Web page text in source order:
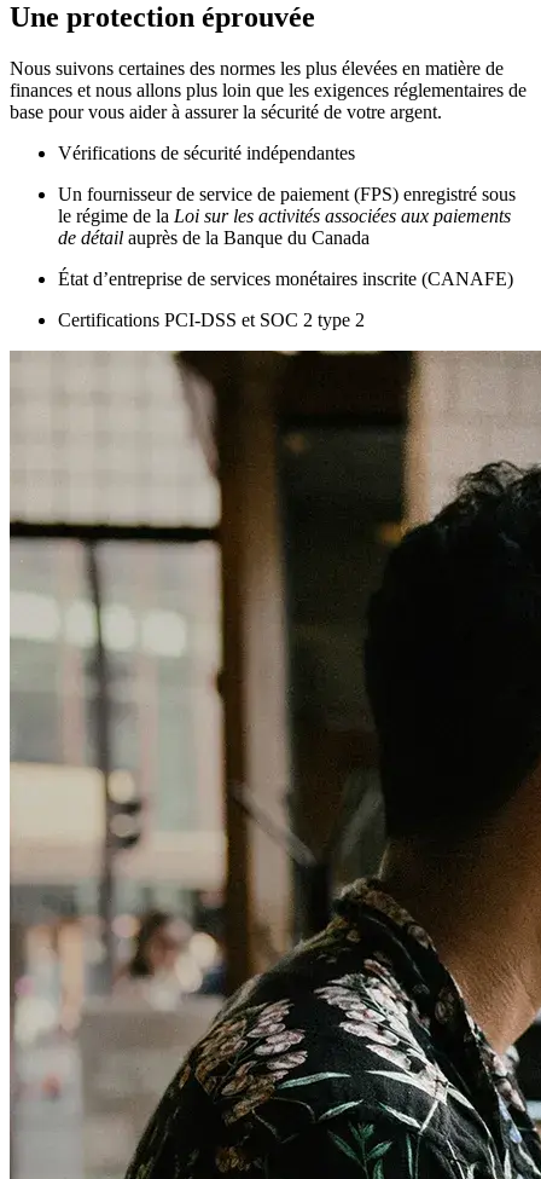
Une protection éprouvée
Nous suivons certaines des normes les plus élevées en matière de
finances et nous allons plus loin que les exigences réglementaires de
base pour vous aider à assurer la sécurité de votre argent.
Vérifications de sécurité indépendantes
Un fournisseur de service de paiement (FPS) enregistré sous
le régime de la Loi sur les activités associées aux paiements
de détail auprès de la Banque du Canada
État d’entreprise de services monétaires inscrite (CANAFE)
Certifications PCI-DSS et SOC 2 type 2